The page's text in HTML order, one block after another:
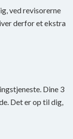
ved revisorerne
derfor et ekstra
Dine 3
Det er op til dig,